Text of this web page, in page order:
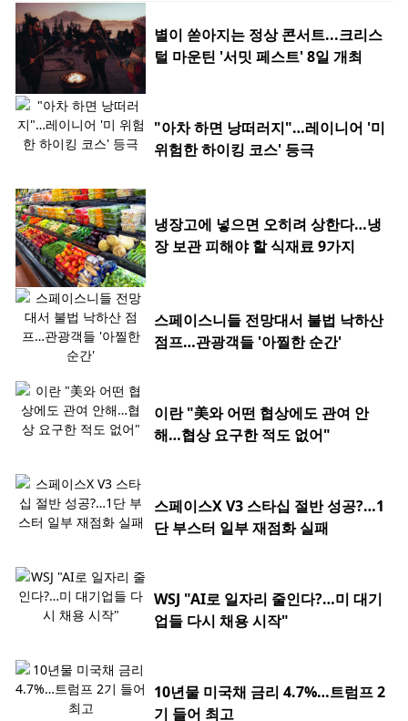
별이 쏟아지는 정상 콘서트...크리스
털 마운틴 '서밋 페스트' 8일 개최
"아차 하면 낭떠러지"…레이니어 '미
위험한 하이킹 코스' 등극
냉장고에 넣으면 오히려 상한다…냉
장 보관 피해야 할 식재료 9가지
스페이스니들 전망대서 불법 낙하산
점프…관광객들 '아찔한 순간'
이란 "美와 어떤 협상에도 관여 안
해…협상 요구한 적도 없어"
스페이스X V3 스타십 절반 성공?…1
단 부스터 일부 재점화 실패
WSJ "AI로 일자리 줄인다?…미 대기
업들 다시 채용 시작"
10년물 미국채 금리 4.7%…트럼프 2
기 들어 최고